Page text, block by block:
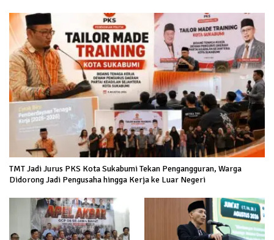
TMT Jadi Jurus PKS Kota Sukabumi Tekan Pengangguran, Warga
Didorong Jadi Pengusaha hingga Kerja ke Luar Negeri